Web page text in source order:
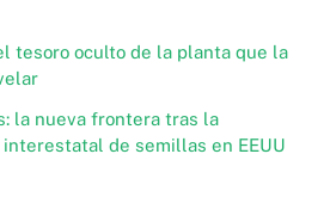
tesoro oculto de la planta que la
la nueva frontera tras la
de semillas en EEUU